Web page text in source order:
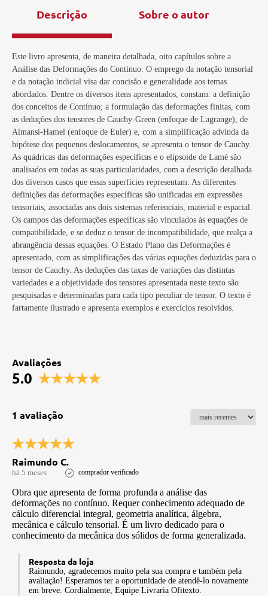
Descrição Sobre o autor
Este livro apresenta, de maneira detalhada, oito capítulos sobre a
Análise das Deformações do Contínuo. O emprego da notação tensorial
e da notação indicial visa dar concisão e generalidade aos temas
abordados. Dentre os diversos itens apresentados, constam: a definição
dos conceitos de Contínuo; a formulação das deformações finitas, com
as deduções dos tensores de Cauchy-Green (enfoque de Lagrange), de
Almansi-Hamel (enfoque de Euler) e, com a simplificação advinda da
hipótese dos pequenos deslocamentos, se apresenta o tensor de Cauchy.
As quádricas das deformações específicas e o elipsoide de Lamé são
analisados em todas as suas particularidades, com a descrição detalhada
dos diversos casos que essas superfícies representam. As diferentes
definições das deformações específicas são unificadas em expressões
tensoriais, associadas aos dois sistemas referenciais, material e espacial.
Os campos das deformações específicas são vinculados às equações de
compatibilidade, e se deduz o tensor de incompatibilidade, que realça a
abrangência dessas equações. O Estado Plano das Deformações é
apresentado, com as simplificações das várias equações deduzidas para o
tensor de Cauchy. As deduções das taxas de variações das distintas
variedades e a objetividade dos tensores apresentada neste texto são
pesquisadas e determinadas para cada tipo peculiar de tensor. O texto é
fartamente ilustrado e apresenta exemplos e exercícios resolvidos.
Avaliações
5.0
1 avaliação
Raimundo C.
há 5 meses comprador verificado
Obra que apresenta de forma profunda a análise das
deformações no contínuo. Requer conhecimento adequado de
cálculo diferencial integral, geometria analítica, álgebra,
mecânica e cálculo tensorial. É um livro dedicado para o
conhecimento da mecânica dos sólidos de forma generalizada.
Resposta da loja
Raimundo, agradecemos muito pela sua compra e também pela
avaliação! Esperamos ter a oportunidade de atendê-lo novamente
em breve. Cordialmente, Equipe Livraria Ofitexto.